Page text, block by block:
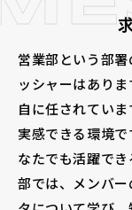
営業部という部
ッシャーはあり
自に任されてい
実感できる環境
なたでも活躍で
部では、メンバ